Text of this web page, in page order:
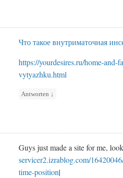
Что такое внутриматочная
https://yourdesires.ru/home-
vytyazhku.html
Antworten ↓
Guys just made a site for me,
servicer2.izrablog.com/
time-position|